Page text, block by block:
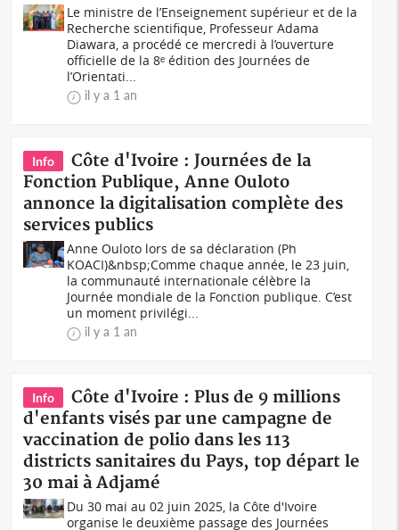
Le ministre de l’Enseignement supérieur et de la
Recherche scientifique, Professeur Adama
Diawara, a procédé ce mercredi à l’ouverture
officielle de la 8ᵉ édition des Journées de
l’Orientati...
il y a 1 an
Info
Côte d'Ivoire : Journées de la
Fonction Publique, Anne Ouloto
annonce la digitalisation complète des
services publics
Anne Ouloto lors de sa déclaration (Ph
KOACI)&nbsp;Comme chaque année, le 23 juin,
la communauté internationale célèbre la
Journée mondiale de la Fonction publique. C’est
un moment privilégi...
il y a 1 an
Info
Côte d'Ivoire : Plus de 9 millions
d'enfants visés par une campagne de
vaccination de polio dans les 113
districts sanitaires du Pays, top départ le
30 mai à Adjamé
Du 30 mai au 02 juin 2025, la Côte d'Ivoire
organise le deuxième passage des Journées